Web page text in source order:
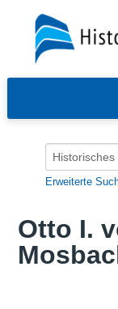
Erweiterte
Otto I.